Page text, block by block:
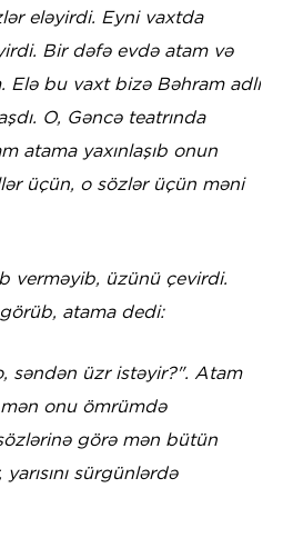
eləyirdi. Eyni vaxtda
Bir dəfə evdə atam və
bu vaxt bizə Bəhram adlı
O, Gəncə teatrında
atama yaxınlaşıb onun
üçün, o sözlər üçün məni
verməyib, üzünü çevirdi.
atama dedi:
səndən üzr istəyir?". Atam
onu ömrümdə
görə mən bütün
sürgünlərdə